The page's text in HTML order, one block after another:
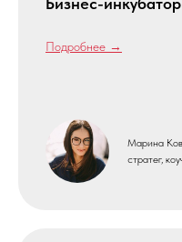
Подробнее →
Марина
стратег,